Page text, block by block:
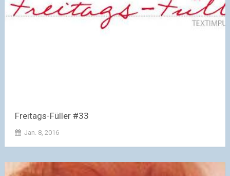
Freitags-Füller #33
Jan. 8, 2016